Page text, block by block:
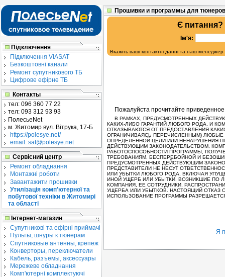
Підключення
Підключення VIASAT
Безкоштовні канали
Ремонт супутникового ТБ
Цифрове ефірне ТБ
Контакты
тел: 096 360 77 22
тел: 093 312 93 93
ПолесьеNet
м. Житомир вул. Вітрука, 17-Б
https://polesye.net/
email: sat@polesye.net
Сервісний центр
Ремонт обладнання
Монтажні роботи
Завантажити прошивки
Утилізація комп'ютерної та
побутової техніки в Житомирі
та області
Інтернет-магазин
Cупутникові та ефірні приймачі
Пульты, шнуры к тюнерам
Спутниковые антенны, крепеж
Конверторы, переключатели
Кабель, разъемы, аксессуары
Мережеве обладнання
Комп'ютерні комплектуючі
Прошивки и программы для
Є питання?
Ім'я:
Вкажіть ваші контактні данні та наш
Пожалуйста прочитайте
В РАМКАХ, ПРЕДУСМОТРЕННЫХ
КАКИХ-ЛИБО ГАРАНТИЙ ЛЮБОГО РОДА, И
ОТКАЗЫВАЮТСЯ ОТ ПРЕДОСТАВЛЕНИЯ
ОГРАНИЧИВАЯСЬ ПЕРЕЧИСЛЕННЫМ) ЛЮБЫЕ
ОПРЕДЕЛЕННОЙ ЦЕЛИ ИЛИ НЕНАРУШЕНИЯ
ДЕЙСТВУЮЩИМ ЗАКОНОДАТЕЛЬСТВОМ,
РАБОТОСПОСОБНОСТИ ПРОГРАММЫ,
ТРЕБОВАНИЯМ, БЕСПЕРЕБОЙНОЙ И
ПРЕДУСМОТРЕННЫХ ДЕЙСТВУЮЩИМ
ПРЕДСТАВИТЕЛИ НЕ НЕСУТ
ИЛИ УБЫТКИ ЛЮБОГО РОДА, ВКЛЮЧАЯ
ИНОЙ УЩЕРБ ИЛИ УБЫТКИ, ВОЗНИКШИЕ ПО
КОМПАНИЯ, ЕЕ СОТРУДНИКИ,
УЩЕРБА ИЛИ УБЫТКОВ. НАСТОЯЩИЙ ОТКАЗ
ИСПОЛЬЗОВАНИЕ ПРОГРАММЫ
Я